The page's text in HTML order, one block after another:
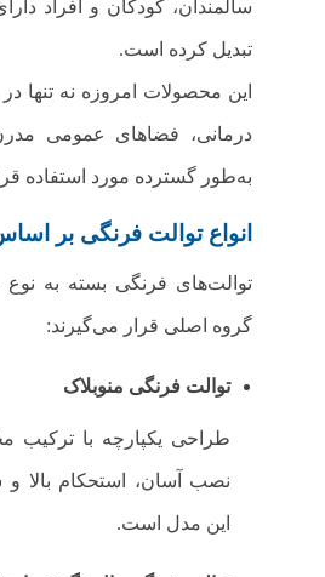
سالمندان، کودکان و افراد
تبدیل کرده است.
این محصولات امروزه نه تنها
درمانی، فضاهای عمومی
به‌طور گسترده مورد استفاده
انواع توالت‌ فرنگی بر
توالت‌‌های فرنگی بسته به
گروه اصلی قرار می‌گیرند:
توالت‌ فرنگی منوبلاک
طراحی یکپارچه با ترکیب
نصب آسان، استحکام بالا
این مدل است.